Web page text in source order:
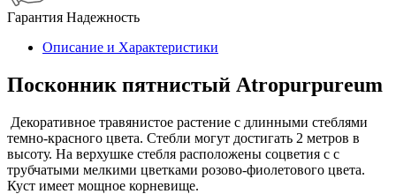
Гарантия Надежность
Описание и Характеристики
Посконник пятнистый Atropurpureum
Декоративное травянистое растение с длинными стеблями
темно-красного цвета. Стебли могут достигать 2 метров в
высоту. На верхушке стебля расположены соцветия с с
трубчатыми мелкими цветками розово-фиолетового цвета.
Куст имеет мощное корневище.